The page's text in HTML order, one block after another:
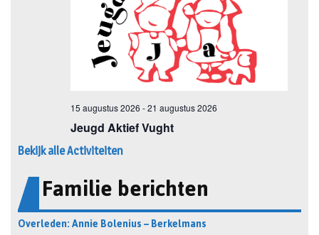
Bekijk alle Activiteiten
Familie berichten
Overleden: Annie Bolenius – Berkelmans